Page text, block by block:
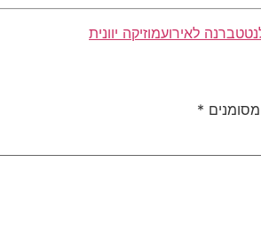
טברנה לאירועמוזיקה יוונית
*